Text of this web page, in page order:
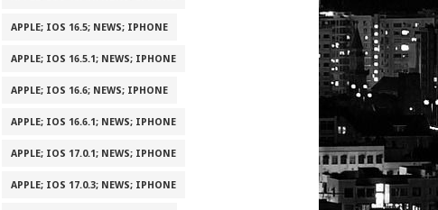
APPLE; IOS 16.5; NEWS; IPHONE
APPLE; IOS 16.5.1; NEWS; IPHONE
APPLE; IOS 16.6; NEWS; IPHONE
APPLE; IOS 16.6.1; NEWS; IPHONE
APPLE; IOS 17.0.1; NEWS; IPHONE
APPLE; IOS 17.0.3; NEWS; IPHONE